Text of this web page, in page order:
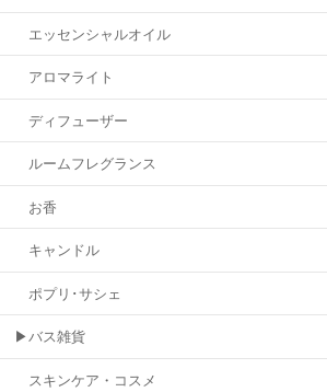
エッセンシャルオイル
アロマライト
ディフューザー
ルームフレグランス
お香
キャンドル
ポプリ･サシェ
▶バス雑貨
スキンケア・コスメ